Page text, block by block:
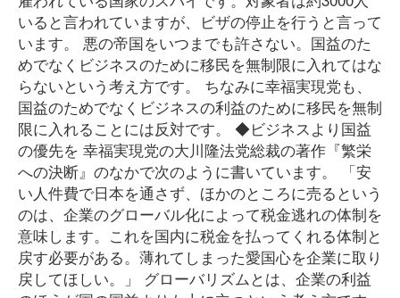
いると言われていますが、ビザの停止を行うと言って
います。 悪の帝国をいつまでも許さない。国益のた
めでなくビジネスのために移民を無制限に入れてはな
らないという考え方です。 ちなみに幸福実現党も、
国益のためでなくビジネスの利益のために移民を無制
限に入れることには反対です。 ◆ビジネスより国益
の優先を 幸福実現党の大川隆法党総裁の著作『繁栄
への決断』のなかで次のように書いています。 「安
い人件費で日本を通さず、ほかのところに売るという
のは、企業のグローバル化によって税金逃れの体制を
意味します。これを国内に税金を払ってくれる体制と
戻す必要がある。薄れてしまった愛国心を企業に取り
戻してほしい。」 グローバリズムとは、企業の利益